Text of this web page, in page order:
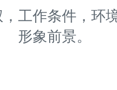
工作条件，环
形象前景。